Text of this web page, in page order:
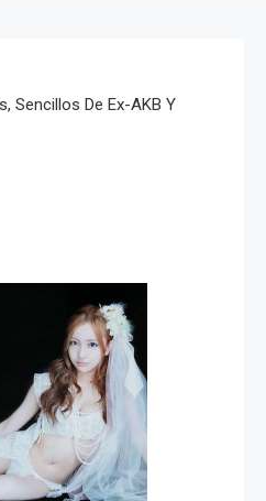
Sencillos De Ex-AKB Y